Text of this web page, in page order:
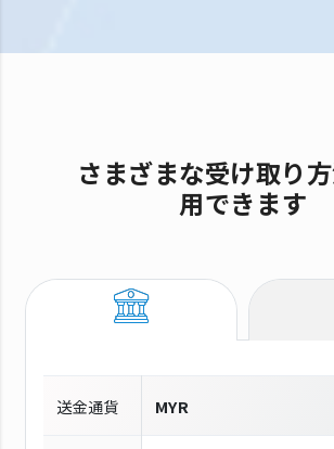
さまざまな受け取り
用できます
送金通貨 MYR